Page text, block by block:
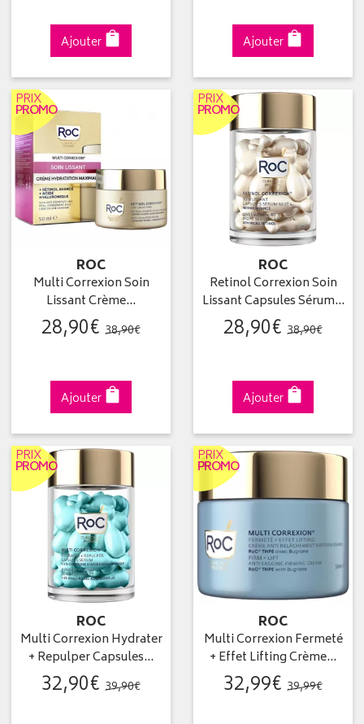
Ajouter Ajouter
PRIX
PROMO
ROC
Multi Correxion Soin
Lissant Crème…
28,90€ 38,90€
Ajouter
PRIX
PROMO
ROC
Retinol Correxion Soin
Lissant Capsules Sérum…
28,90€ 38,90€
Ajouter
PRIX
PROMO
ROC
Multi Correxion Hydrater
+ Repulper Capsules…
32,90€ 39,90€
PRIX
PROMO
ROC
Multi Correxion Fermeté
+ Effet Lifting Crème…
32,99€ 39,99€